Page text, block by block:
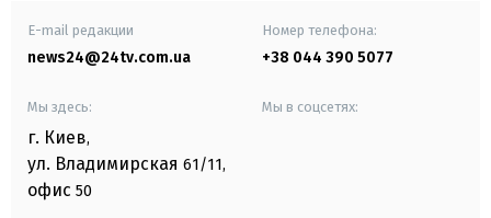
E-mail редакции
news24@24tv.com.ua
Номер телефона:
+38 044 390 5077
Мы здесь:
г. Киев,
ул. Владимирская 61/11,
офис 50
Мы в соцсетях: